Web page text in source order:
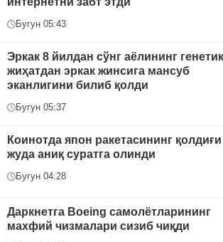
Бугун 05:43
Эркак 8 йилдан сўнг аёлининг генетик
жиҳатдан эркак жинсига мансуб
эканлигини билиб қолди
Бугун 05:37
Коинотда япон ракетасининг қолдиғи
жуда аниқ суратга олинди
Бугун 04:28
Даркнетга Boeing самолётларининг
махфий чизмалари сизиб чиқди